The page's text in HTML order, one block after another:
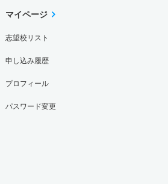
マイページ
志望校リスト
申し込み履歴
プロフィール
パスワード変更